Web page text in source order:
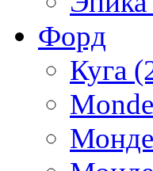
Форд
Куга